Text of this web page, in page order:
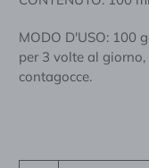
MODO D'USO: 100
per 3 volte al
contagocce.